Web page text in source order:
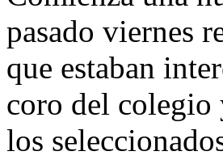
pasado viernes
que estaban
coro del colegio
los